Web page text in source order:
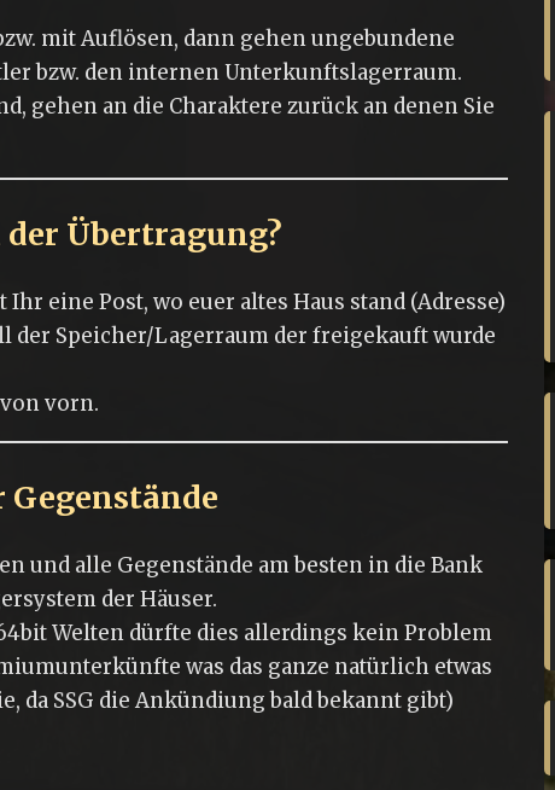
mit Auflösen, dann gehen ungebundene
bzw. den internen Unterkunftslagerraum.
gehen an die Charaktere zurück an denen Sie
Übertragung?
eine Post, wo euer altes Haus stand (Adresse)
der Speicher/Lagerraum der freigekauft wurde
vorn.
Gegenstände
und alle Gegenstände am besten in die Bank
der Häuser.
Welten dürfte dies allerdings kein Problem
was das ganze natürlich etwas
da SSG die Ankündiung bald bekannt gibt)